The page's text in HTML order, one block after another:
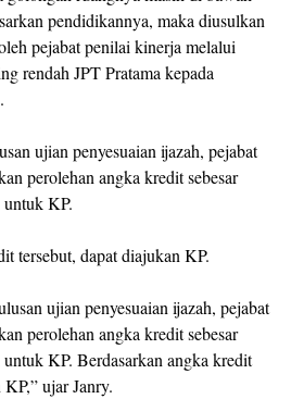
pendidikannya, maka diusulkan
pejabat penilai kinerja melalui
rendah JPT Pratama kepada
ujian penyesuaian ijazah, pejabat
perolehan angka kredit sebesar
KP.
tersebut, dapat diajukan KP.
ujian penyesuaian ijazah, pejabat
perolehan angka kredit sebesar
KP. Berdasarkan angka kredit
ujar Janry.